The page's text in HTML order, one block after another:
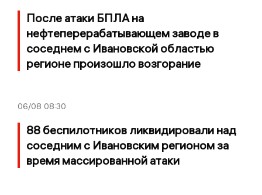
После атаки БПЛА на
нефтеперерабатывающем заводе в
соседнем с Ивановской областью
регионе произошло возгорание
06/08 08:30
88 беспилотников ликвидировали над
соседним с Ивановским регионом за
время массированной атаки